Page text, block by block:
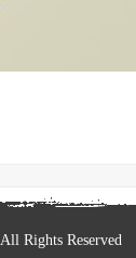
All Rights